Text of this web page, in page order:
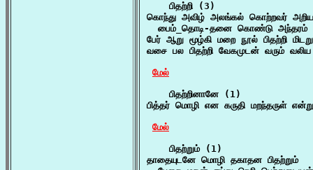
    பிதற்றி (3)
கொந்து அவிழ் அலங்கல் கொற்றவர்
பைம்_தொடி-தனை கொண்டு அந்தரம்
பேர் ஆறு மூழ்கி மறை நூல் பிதற்றி
வசை பல பிதற்றி வேகமுடன் வரும்
மேல்
    பிதற்றினானே (1)
பித்தர் மொழி என கருதி மறந்தருள்
மேல்
    பிதற்றும் (1)
தாதையுடனே மொழி தகாதன பிதற்றும்